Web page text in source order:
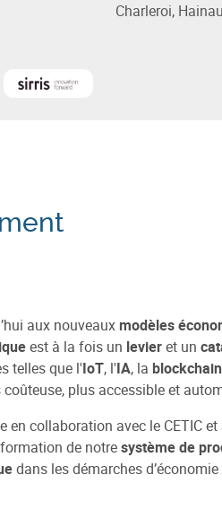
Charleroi,
en Technologie de
En savoir plus sur
aux nouveaux modèles
est à la fois un levieret un
telles que l'IoT, l'IA, la blockchain
plus accessible et
collaboration avec le CETIC et
de notresystème de
dans les démarches